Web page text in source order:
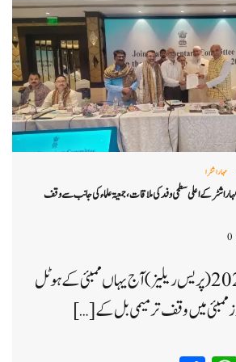
مہاراشٹرا
مہاراشٹر کے اعلی سطحی وفد کی ملاقات، جمعیۃ علماء کی جانب سے وقف
0
ممبئی ۔26؍ ستمبر 2024 ( پریس ریلیز ) آج یہاں ممبئی کے ہوٹل
ممبئی میں وقف تر میمی بل کے […]